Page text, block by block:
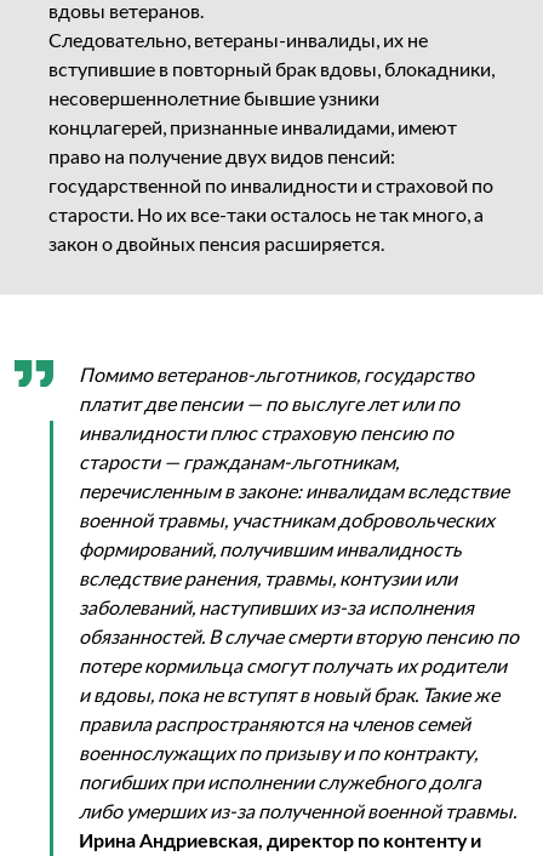
вдовы ветеранов.
Следовательно, ветераны-инвалиды, их не
вступившие в повторный брак вдовы, блокадники,
несовершеннолетние бывшие узники
концлагерей, признанные инвалидами, имеют
право на получение двух видов пенсий:
государственной по инвалидности и страховой по
старости. Но их все-таки осталось не так много, а
закон о двойных пенсия расширяется.
Помимо ветеранов-льготников, государство
платит две пенсии — по выслуге лет или по
инвалидности плюс страховую пенсию по
старости — гражданам-льготникам,
перечисленным в законе: инвалидам вследствие
военной травмы, участникам добровольческих
формирований, получившим инвалидность
вследствие ранения, травмы, контузии или
заболеваний, наступивших из-за исполнения
обязанностей. В случае смерти вторую пенсию по
потере кормильца смогут получать их родители
и вдовы, пока не вступят в новый брак. Такие же
правила распространяются на членов семей
военнослужащих по призыву и по контракту,
погибших при исполнении служебного долга
либо умерших из-за полученной военной травмы.
Ирина Андриевская, директор по контенту и